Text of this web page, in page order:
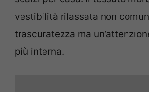
vestibilità rilassata non
trascuratezza ma
più interna.